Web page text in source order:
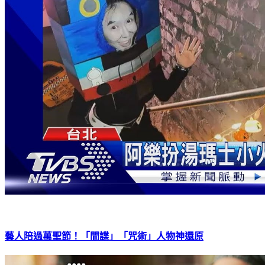
藝人陪過萬聖節！「間諜」「咒術」人物神還原